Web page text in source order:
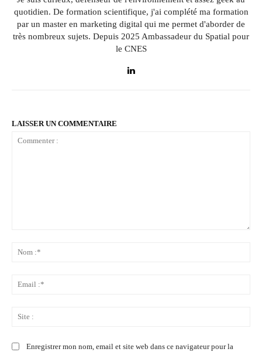
quotidien. De formation scientifique, j'ai complété ma formation
par un master en marketing digital qui me permet d'aborder de
très nombreux sujets. Depuis 2025 Ambassadeur du Spatial pour
le CNES
LAISSER UN COMMENTAIRE
Enregistrer mon nom, email et site web dans ce navigateur pour la